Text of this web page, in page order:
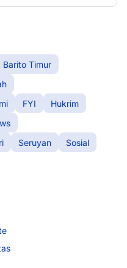
Barito Timur
FYI
Hukrim
Seruyan
Sosial